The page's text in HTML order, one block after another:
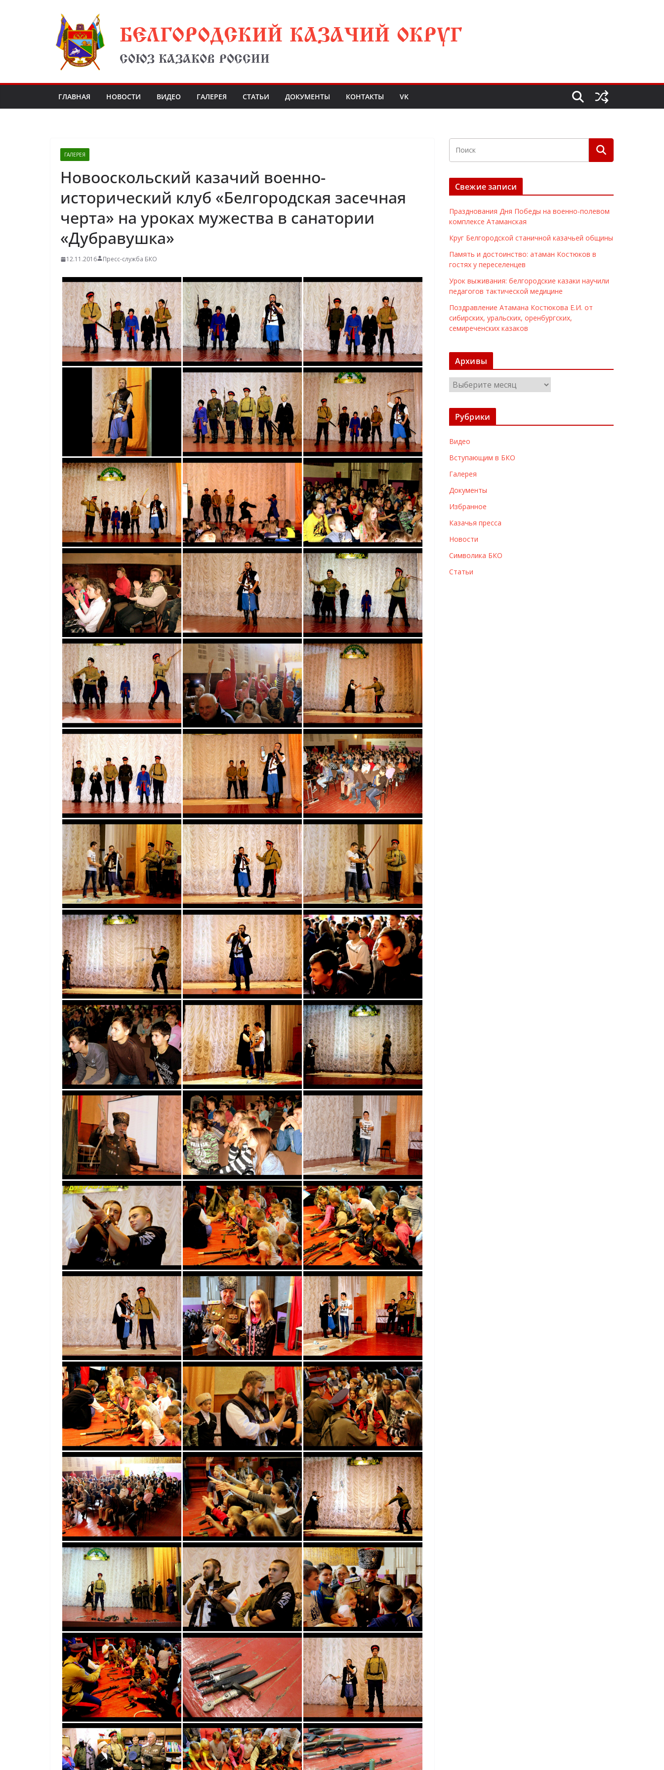
БЕЛГОРОДСКИЙ КАЗАЧИЙ ОКРУГ
СОЮЗ КАЗАКОВ РОССИИ
ГЛАВНАЯ НОВОСТИ ВИДЕО ГАЛЕРЕЯ СТАТЬИ ДОКУМЕНТЫ КОНТАКТЫ VK
ГАЛЕРЕЯ
Новооскольский казачий военно-
исторический клуб «Белгородская засечная
черта» на уроках мужества в санатории
«Дубравушка»
12.11.2016 Пресс-служба БКО
Свежие записи
Празднования Дня Победы на военно-полевом
комплексе Атаманская
Круг Белгородской станичной казачьей общины
Память и достоинство: атаман Костюков в
гостях у переселенцев
Урок выживания: белгородские казаки научили
педагогов тактической медицине
Поздравление Атамана Костюкова Е.И. от
сибирских, уральских, оренбургских,
семиреченских казаков
Архивы
р
х
ы
Рубрики
Видео
Вступающим в БКО
Галерея
Документы
Избранное
Казачья пресса
Новости
Символика БКО
Статьи